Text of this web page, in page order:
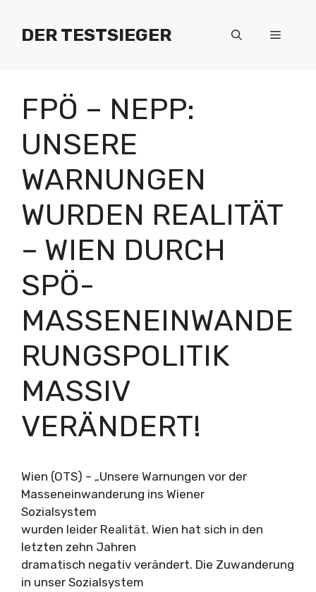
Inhalt
springenDER TESTSIEGER Menü
FPÖ – NEPP:
UNSERE
WARNUNGEN
WURDEN REALITÄT
– WIEN DURCH
SPÖ-
MASSENEINWANDE
RUNGSPOLITIK
MASSIV
VERÄNDERT!
Wien (OTS) – „Unsere Warnungen vor der
Masseneinwanderung ins Wiener
Sozialsystem
wurden leider Realität. Wien hat sich in den
letzten zehn Jahren
dramatisch negativ verändert. Die Zuwanderung
in unser Sozialsystem